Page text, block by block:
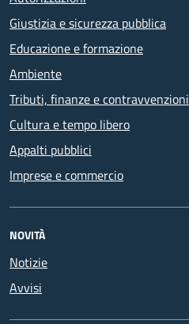
Giustizia e sicurezza pubblica
Educazione e formazione
Ambiente
Tributi, finanze e contravvenzioni
Cultura e tempo libero
Appalti pubblici
Imprese e commercio
NOVITÀ
Notizie
Avvisi